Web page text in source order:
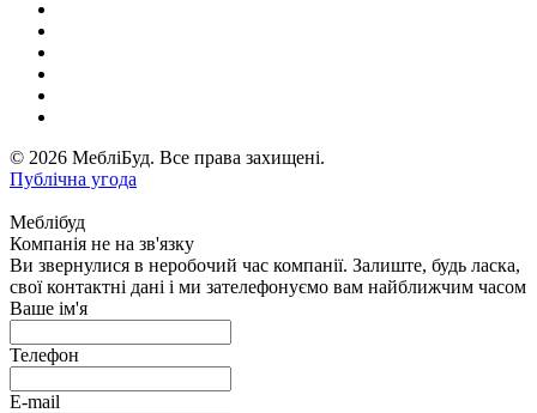
© 2026 МебліБуд. Все права захищені.
Публічна угода
Меблібуд
Компанія не на зв'язку
Ви звернулися в неробочий час компанії. Залиште, будь ласка,
свої контактні дані і ми зателефонуємо вам найближчим часом
Ваше ім'я
Телефон
E-mail